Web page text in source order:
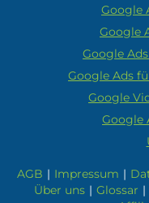
Google
Google
Google
Google Ads
Google
Google
AGB | Impressum |
Über uns | Glossar |